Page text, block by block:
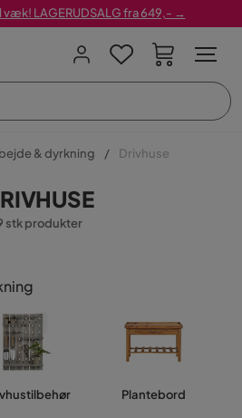
LAGERUDSALG fra 649,- →
& dyrkning Drivhuse
stk produkter
Plantebord